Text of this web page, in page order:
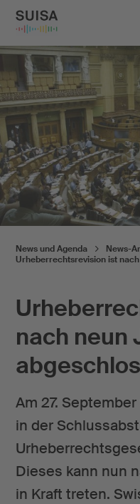
nach neun
Am 27.
in der
Dieses kann nun
in Kraft treten.
News und Agenda
News-
Urheberrechtsrevision ist